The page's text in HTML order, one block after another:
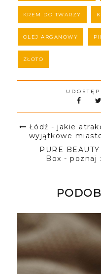
KREM DO TWARZY
OLEJ ARGANOWY
ZŁOTO
Łódź - jakie
wyjątkowe
PURE
Box - poznaj